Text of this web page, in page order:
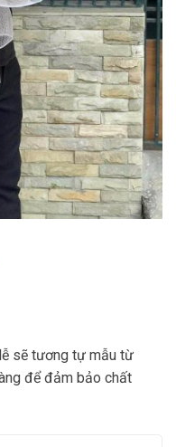
sẽ tương tự mẫu từ
để đảm bảo chất